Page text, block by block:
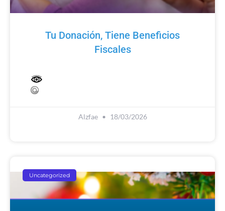
Tu Donación, Tiene Beneficios
Fiscales
Alzfae 18/03/2026
Uncategorized